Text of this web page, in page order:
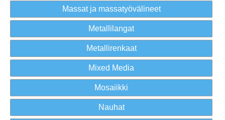
Massat ja massatyövälineet
Metallilangat
Metallirenkaat
Mixed Media
Mosaiikki
Nauhat